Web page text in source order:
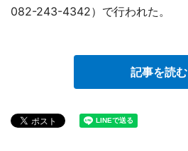
082-243-4342）で行われた。
記事を読む